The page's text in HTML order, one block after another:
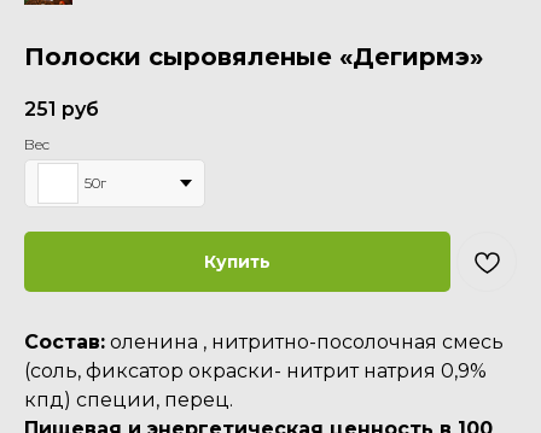
Полоски сыровяленые «Дегирмэ»
251 руб
Вес
50г
Купить
Состав: оленина , нитритно-посолочная смесь
(соль, фиксатор окраски- нитрит натрия 0,9%
кпд) специи, перец.